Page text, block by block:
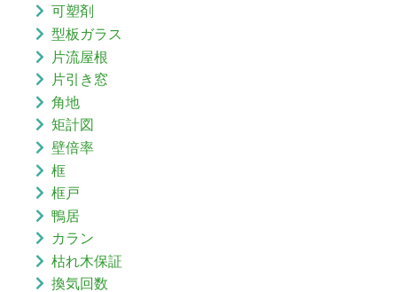
可塑剤
型板ガラス
片流屋根
片引き窓
角地
矩計図
壁倍率
框
框戸
鴨居
カラン
枯れ木保証
換気回数